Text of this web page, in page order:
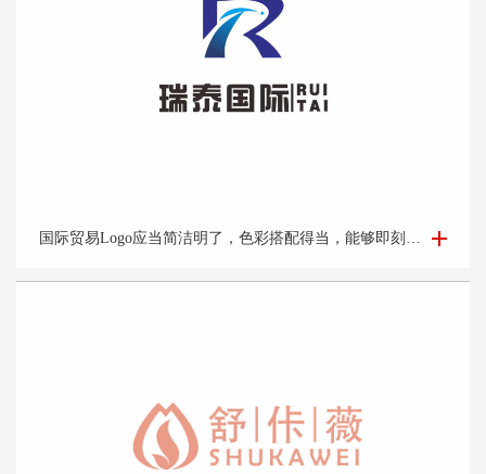
国际贸易Logo设计-外贸公司logo设计-logo设计公司 国际贸易Logo应当简洁明了，色彩搭配得当，能够即刻吸引目光并留下深刻印象。它应该能够体现企业的专业性和可靠性，并且在不同的文化背景下都能够被理解和接受。此外，Logo的设计还需考虑到其在各种媒介上的应用效果，如名片、网站、产品包装和宣传材料等。